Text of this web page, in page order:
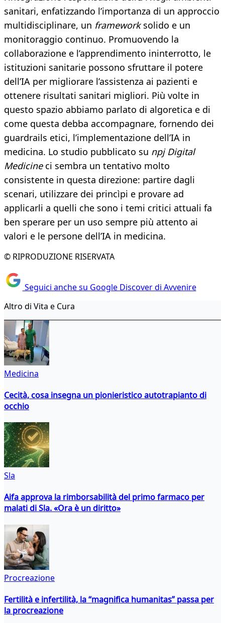
sanitari, enfatizzando l’importanza di un approccio
multidisciplinare, un frameworksolido e un
monitoraggio continuo. Promuovendo la
collaborazione e l’apprendimento ininterrotto, le
istituzioni sanitarie possono sfruttare il potere
dell’IA per migliorare l’assistenza ai pazienti e
ottenere risultati sanitari migliori. Più volte in
questo spazio abbiamo parlato di algoretica e di
come questa debba accompagnare, fornendo dei
guardrails etici, l’implementazione dell’IA in
medicina. Lo studio pubblicato su npj Digital
Medicineci sembra un tentativo molto
consistente in questa direzione: partire dagli
scenari, utilizzare dei princìpi e provare ad
applicarli a quelli che sono i temi critici attuali fa
ben sperare per un uso sempre più attento ai
valori e le persone dell’IA in medicina.
© RIPRODUZIONE RISERVATA
Seguici anche su Google Discover di Avvenire
Altro di Vita e Cura
Medicina
Cecità, cosa insegna un pionieristico autotrapianto di
occhio
Sla
Aifa approva la rimborsabilità del primo farmaco per
malati di Sla. «Ora è un diritto»
Procreazione
Fertilità e infertilità, la “magnifica humanitas” passa per
la procreazione